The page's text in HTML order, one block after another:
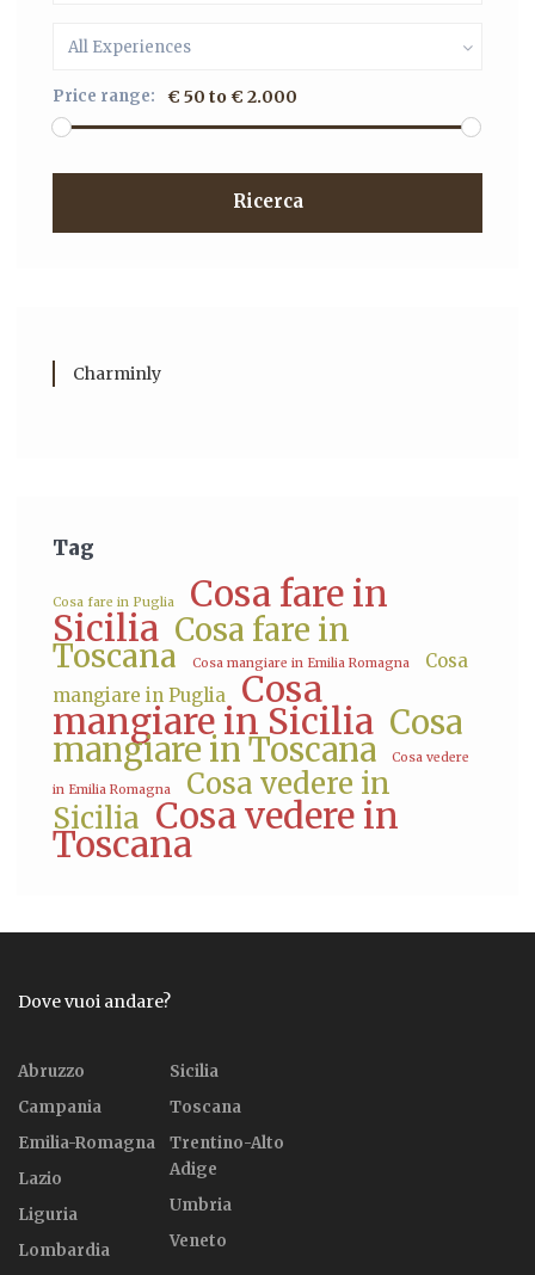
All Experiences
Price range: € 50 to € 2.000
Ricerca
Charminly
Tag
Cosa fare in Puglia Cosa fare in
Sicilia Cosa fare in
Toscana Cosa mangiare in Emilia Romagna
Cosa
mangiare in Puglia
Cosa
mangiare in Sicilia Cosa
mangiare in Toscana Cosa vedere
in Emilia Romagna
Cosa vedere in
Sicilia Cosa vedere in
Toscana
Dove vuoi andare?
Abruzzo
Campania
Emilia-Romagna
Lazio
Liguria
Lombardia
Sicilia
Toscana
Trentino-Alto
Adige
Umbria
Veneto